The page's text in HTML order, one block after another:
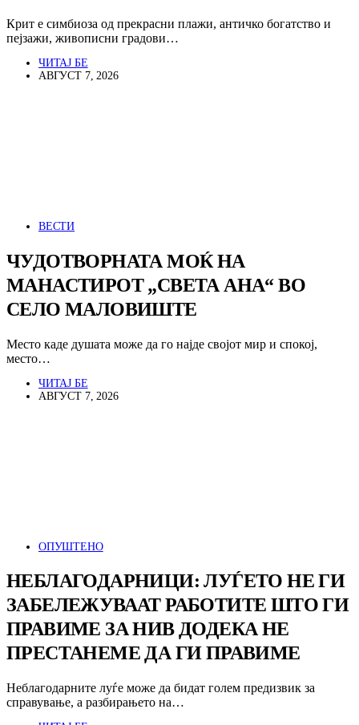
Крит е симбиоза од прекрасни плажи, античко богатство и
пејзажи, живописни градови…
ЧИТАЈ БЕ
АВГУСТ 7, 2026
ВЕСТИ
ЧУДОТВОРНАТА МОЌ НА
МАНАСТИРОТ „СВЕТА АНА“ ВО
СЕЛО МАЛОВИШТЕ
Место каде душата може да го најде својот мир и спокој,
место…
ЧИТАЈ БЕ
АВГУСТ 7, 2026
ОПУШТЕНО
НЕБЛАГОДАРНИЦИ: ЛУЃЕТО НЕ ГИ
ЗАБЕЛЕЖУВААТ РАБОТИТЕ ШТО ГИ
ПРАВИМЕ ЗА НИВ ДОДЕКА НЕ
ПРЕСТАНЕМЕ ДА ГИ ПРАВИМЕ
Неблагодарните луѓе може да бидат голем предизвик за
справување, а разбирањето на…